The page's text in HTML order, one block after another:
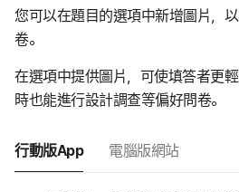
您可以在題目的選項中新增圖片，
卷。
在選項中提供圖片，可使填答者更
時也能進行設計調查等偏好問卷。
行動版App 電腦版網站